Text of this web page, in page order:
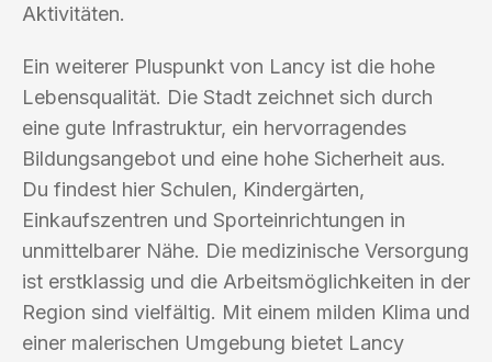
Aktivitäten.
Ein weiterer Pluspunkt von Lancy ist die hohe
Lebensqualität. Die Stadt zeichnet sich durch
eine gute Infrastruktur, ein hervorragendes
Bildungsangebot und eine hohe Sicherheit aus.
Du findest hier Schulen, Kindergärten,
Einkaufszentren und Sporteinrichtungen in
unmittelbarer Nähe. Die medizinische Versorgung
ist erstklassig und die Arbeitsmöglichkeiten in der
Region sind vielfältig. Mit einem milden Klima und
einer malerischen Umgebung bietet Lancy